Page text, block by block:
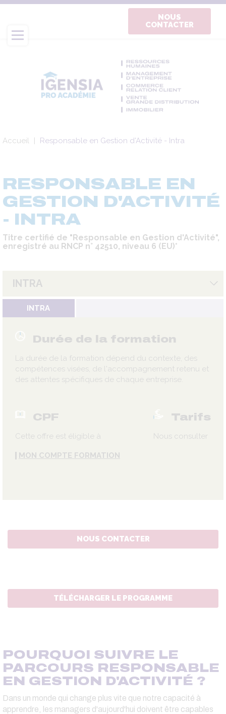
Aller
contenu
principal
NOUS
CONTACTER
Fil
Accueil Responsable en Gestion d'Activité - Intra
RESPONSABLE EN
GESTION D'ACTIVITÉ
- INTRA
Titre certifié de "Responsable en Gestion d'Activité",
enregistré au RNCP n° 42510, niveau 6 (EU)*
INTRA
INTRA
Durée de la formation
La durée de la formation dépend du contexte, des
compétences visées, de l'accompagnement retenu et
des attentes spécifiques de chaque entreprise.
CPF
Cette offre est éligible à
MON COMPTE FORMATION
Tarifs
Nous consulter
NOUS CONTACTER
TÉLÉCHARGER LE PROGRAMME
POURQUOI SUIVRE LE
PARCOURS RESPONSABLE
EN GESTION D'ACTIVITÉ ?
Dans un monde qui change plus vite que notre capacité à
apprendre, les managers d'aujourd'hui doivent être capables